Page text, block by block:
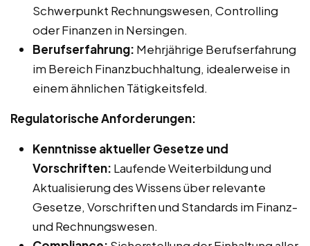
Schwerpunkt Rechnungswesen, Controlling
oder Finanzen in Nersingen.
Berufserfahrung: Mehrjährige Berufserfahrung
im Bereich Finanzbuchhaltung, idealerweise in
einem ähnlichen Tätigkeitsfeld.
Regulatorische Anforderungen:
Kenntnisse aktueller Gesetze und
Vorschriften: Laufende Weiterbildung und
Aktualisierung des Wissens über relevante
Gesetze, Vorschriften und Standards im Finanz-
und Rechnungswesen.